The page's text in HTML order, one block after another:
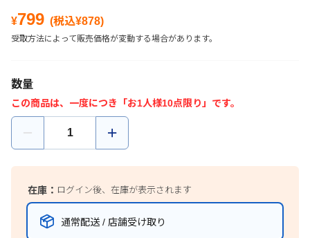
¥799 (税込¥878)
受取方法によって販売価格が変動する場合があります。
数量
この商品は、一度につき「お1人様10点限り」です。
在庫： ログイン後、在庫が表示されます
通常配送 / 店舗受け取り